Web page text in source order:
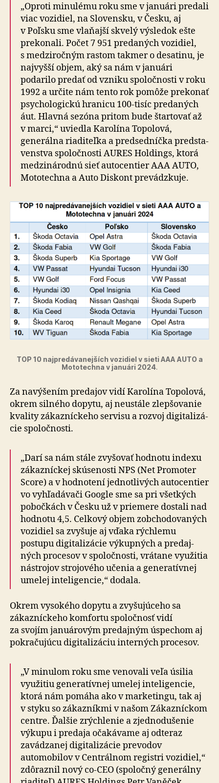
„Oproti minulému roku sme v januári predali
viac vozidiel, na Slo­ven­sku, v Česku, aj
v Poľsku sme vlaňajší skvelý výsledok ešte
prekonali. Počet 7 951 predaných vozidiel,
s medzi­ročným rastom takmer o de­sa­tinu, je
najv­yšší objem, aký sa nám v januári
podarilo predať od vzniku spoločnosti v roku
1992 a určite nám tento rok pomôže prekonať
psychologickú hranicu 100-tisíc predaných
áut. Hlavná sezóna pritom bude štartovať až
v marci,“ uviedla Karolína Topolová,
generálna ria­di­teľ­ka a pred­sed­níčka pred­sta­
venstva spoločnosti AURES Holdings, ktorá
medzi­ná­rodnú sieť auto­centier AAA AUTO,
Moto­techna a Auto Diskont prevádzkuje.
TOP 10 najpredávanejších vozidiel v sieti AAA AUTO a
Mototechna v januári 2024.
Za navýšením predajov vidí Karolína Topolová,
okrem silného dopytu, aj neustále zlepšovanie
kvality zákazníckeho servisu a rozvoj di­gi­ta­li­zá­
cie spoločnosti.
„Darí sa nám stále zvyšovať hodnotu indexu
zákazníckej skúsenosti NPS (Net Promoter
Score) a v hod­no­tení jed­not­li­vých auto­centier
vo vyhľa­dá­vači Google sme sa pri všet­kých
pobočkách v Česku už v priemere dostali nad
hod­no­tu 4,5. Celkový objem zobchodovaných
vozidiel sa zvyšuje aj vďaka rýchlemu
postupu di­gi­ta­li­zá­cie výkupných a pre­daj­
ných procesov v spo­loč­nosti, vrátane využitia
nástrojov strojového učenia a ge­ne­ra­tív­nej
umelej inte­li­gen­cie,“ dodala.
Okrem vysokého dopytu a zvyšujúceho sa
zákazníckeho komfortu spoločnosť vidí
za svojím januárovým predajným úspechom aj
pokračujúcu digitalizáciu interných procesov.
„V minulom roku sme venovali veľa úsilia
využitiu generatívnej umelej inteligencie,
ktorá nám pomáha ako v mar­ke­tingu, tak aj
v styku so zá­kaz­níkmi v našom Zákazníckom
centre. Ďalšie zrýchlenie a zjed­no­du­še­nie
výkupu i pre­daja očakávame aj odteraz
zavádzanej digitalizácie prevodov
automobilov v Centrálnom registri vozidiel,“
zdôraznil nový co-CEO (spoločný generálny